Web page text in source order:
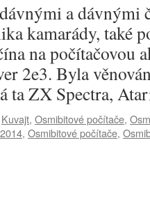
a dávnými
kamarády, také
na počítačovou
2e3. Byla
ta ZX Spectra,
Kuvajt, Osmibitové počítače,
, Osmibitové počítače,